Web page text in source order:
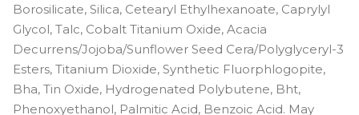
Borosilicate, Silica, Cetearyl Ethylhexanoate, Caprylyl
Glycol, Talc, Cobalt Titanium Oxide, Acacia
Decurrens/Jojoba/Sunflower Seed Cera/Polyglyceryl-3
Esters, Titanium Dioxide, Synthetic Fluorphlogopite,
Bha, Tin Oxide, Hydrogenated Polybutene, Bht,
Phenoxyethanol, Palmitic Acid, Benzoic Acid. May